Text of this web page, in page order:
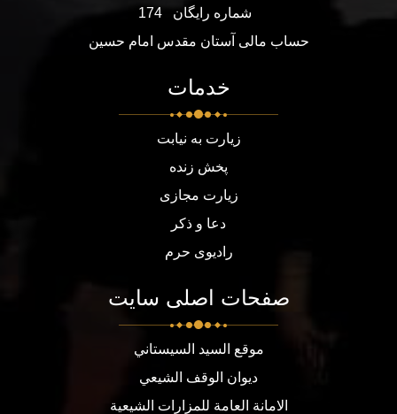
شماره رایگان
174
حساب مالی آستان مقدس امام حسین
خدمات
زیارت به نیابت
پخش زنده
زیارت مجازی
دعا و ذکر
رادیوی حرم
صفحات اصلی سایت
موقع السيد السيستاني
ديوان الوقف الشيعي
الامانة العامة للمزارات الشيعية